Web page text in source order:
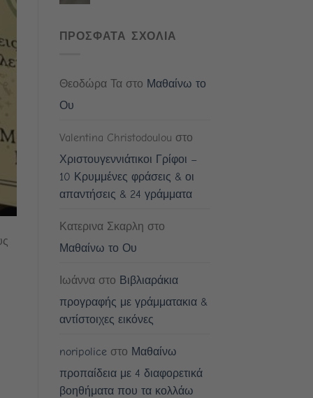
ΠΡΟΣΦΑΤΑ ΣΧΟΛΙΑ
Θεοδώρα Ταστο Μαθαίνω το
Ου
Valentina Christodoulou στο
Χριστουγεννιάτικοι Γρίφοι –
10 Κρυμμένες φράσεις & οι
απαντήσεις & 24 γράμματα
Κατερινα Σκαρλη στο
Μαθαίνω το Ου
Ιωάνναστο Βιβλιαράκια
προγραφής με γράμματακια &
αντίστοιχες εικόνες
noripoliceστο Μαθαίνω
προπαίδεια με 4 διαφορετικά
βοηθήματα που τα κολλάω